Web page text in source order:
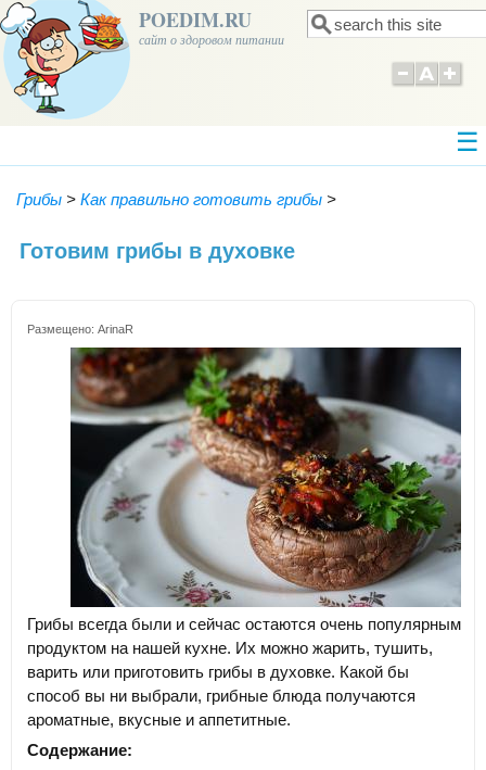
POEDIM.RU
сайт о здоровом питании Форма поиска
Поиск
Грибы > Как правильно готовить грибы >
Готовим грибы в духовке
Размещено: ArinaR
Грибы всегда были и сейчас остаются очень популярным
продуктом на нашей кухне. Их можно жарить, тушить,
варить или приготовить грибы в духовке. Какой бы
способ вы ни выбрали, грибные блюда получаются
ароматные, вкусные и аппетитные.
Содержание: